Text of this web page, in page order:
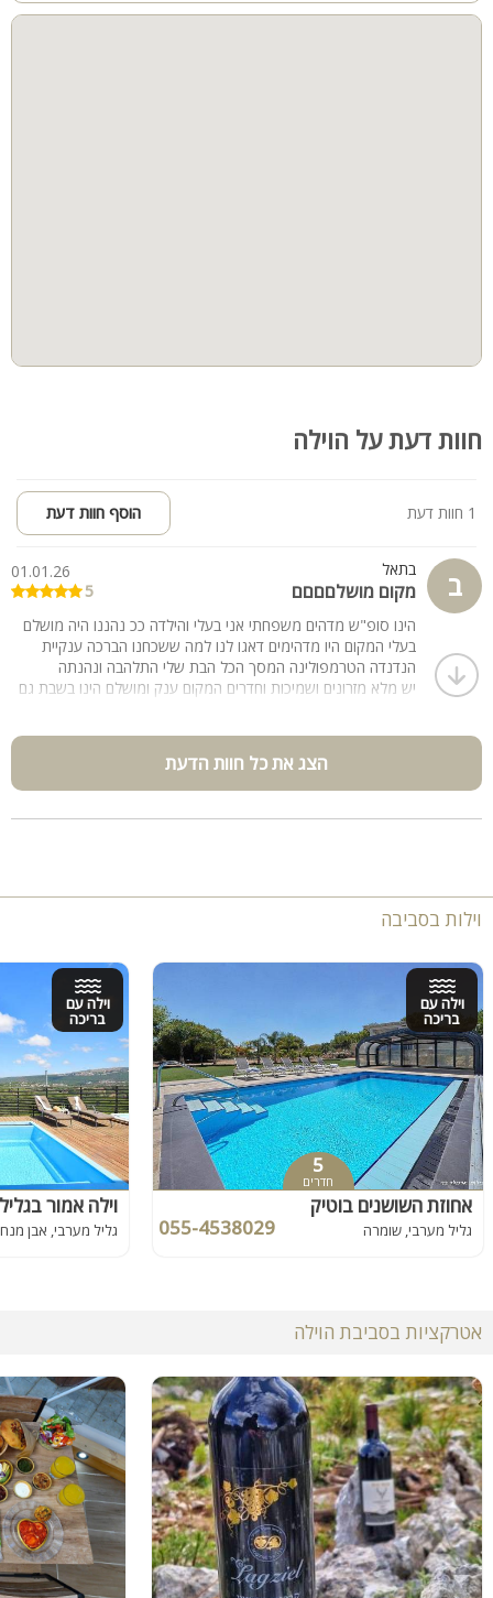
פלטה, מיחם ובית כנסת בקרבת מקום.
חוות דעת על הוילה
1 חוות דעת הוסף חוות דעת
ב בתאל
מקום מושלםםםם
01.01.26
5
הינו סופ"ש מדהים משפחתי אני בעלי והילדה ככ נהננו היה מושלם
בעלי המקום היו מדהימים דאגו לנו למה ששכחנו הברכה ענקיית
הנדנדה הטרמפולינה המסך הכל הבת שלי התלהבה ונהנתה
יש מלא מזרונים ושמיכות וחדרים המקום ענק ומושלם הינו בשבת גם
הצג את כל חוות הדעת
וילות בסביבה
וילה עם
בריכה
5
חדרים
אחוזת השושנים בוטיק
גליל מערבי, שומרה 055-4538029
וילה עם
בריכה
וילה אמור בגליל
גליל מערבי, אבן
אטרקציות בסביבת הוילה